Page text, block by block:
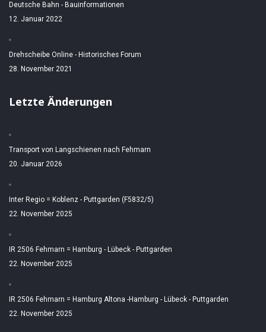
Deutsche Bahn - Bauinformationen
12. Januar 2022
Drehscheibe Online - Historisches Forum
28. November 2021
Letzte Änderungen
Transport von Langschienen nach Fehmarn
20. Januar 2026
Inter Regio = Koblenz - Puttgarden (F5832/5)
22. November 2025
IR 2506 Fehmarn = Hamburg - Lübeck - Puttgarden
22. November 2025
IR 2506 Fehmarn = Hamburg Altona -Hamburg - Lübeck - Puttgarden
22. November 2025